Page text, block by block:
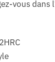
vous dans